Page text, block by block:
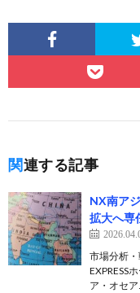
関連する記事
NX南ア
拡大へ専
市場分析
EXPRESS
ア・オセ